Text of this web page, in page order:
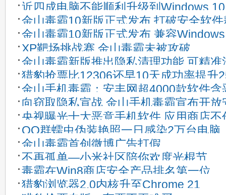
近四成电脑不能顺利升级到Windows 10
金山毒霸10新版正式发布 打破安全软
咒
金山毒霸10新版正式发布 兼容
览版
XP靶场挑战赛 金山毒霸未被攻破
金山毒霸新版推出隐私清理功能 可精准
息
猎豹抢票比12306还早10天成功率提升
金山手机毒霸：安丰网超4000款软件含
向窃取隐私宣战 金山手机毒霸宣布开放
台
央视曝光十大恶意手机软件 应用商店不
QQ群蠕虫伪装艳照一日感染2万台电脑
金山毒霸首创微博广告打假
不再孤单—小米社区陪你欢度光棍节
毒霸在Win8商店安全产品排名第一位
猎豹浏览器2.0内核升至Chrome 21